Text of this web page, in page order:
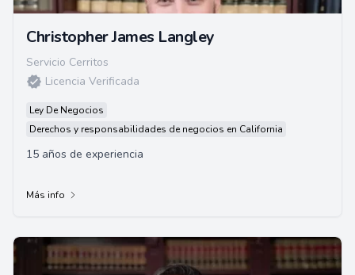
Christopher James Langley
Servicio Cerritos
Licencia Verificada
Ley De Negocios
Derechos y responsabilidades de negocios en California
15 años de experiencia
Más info